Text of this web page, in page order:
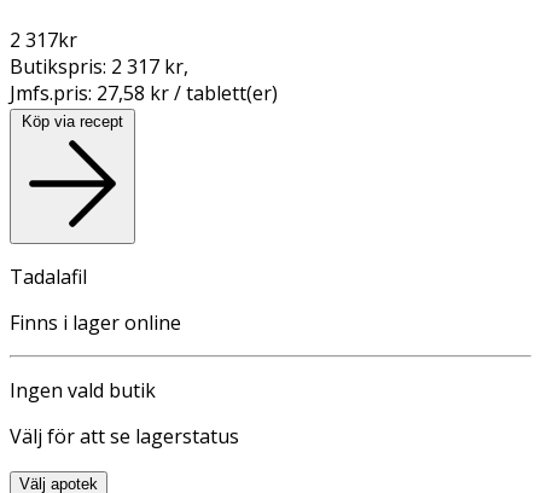
2 317kr
Butikspris: 2 317 kr,
Jmfs.pris: 27,58 kr / tablett(er)
Köp via recept
Tadalafil
Finns i lager online
Ingen vald butik
Välj för att se lagerstatus
Välj apotek